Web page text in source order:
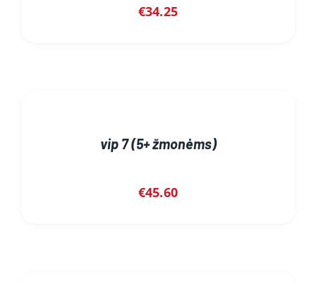
€34.25
vip 7 (5+ žmonėms)
€45.60